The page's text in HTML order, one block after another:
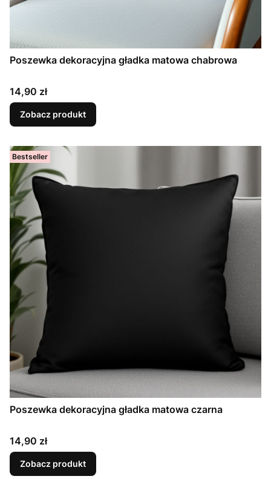
Poszewka dekoracyjna gładka matowa chabrowa
Cena
14,90 zł
Zobacz produkt
Bestseller
Poszewka dekoracyjna gładka matowa czarna
Cena
14,90 zł
Zobacz produkt